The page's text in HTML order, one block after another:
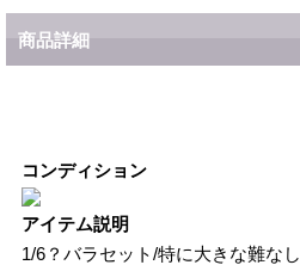
商品詳細
コンディション
アイテム説明
1/6？バラセット/特に大きな難な